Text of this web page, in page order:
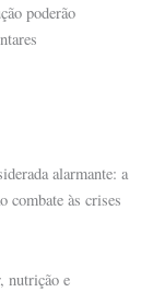
poderão
alarmante: a
combate às crises
nutrição e